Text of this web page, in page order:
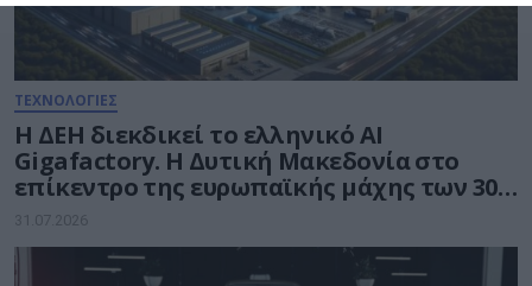
ΤΕΧΝΟΛΟΓΙΕΣ
Η ΔΕΗ διεκδικεί το ελληνικό AI
Gigafactory. Η Δυτική Μακεδονία στο
επίκεντρο της ευρωπαϊκής μάχης των 30
δισ. ευρώ για την Τεχνητή Νοημοσύνη
31.07.2026